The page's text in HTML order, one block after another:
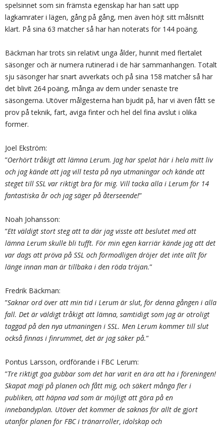
spelsinnet som sin främsta egenskap har han satt upp
lagkamrater i lägen, gång på gång, men även höjt sitt målsnitt
klart. På sina 63 matcher så har han noterats för 144 poäng.
Bäckman har trots sin relativt unga ålder, hunnit med flertalet
säsonger och är numera rutinerad i de här sammanhangen. Totalt
sju säsonger har snart avverkats och på sina 158 matcher så har
det blivit 264 poäng, många av dem under senaste tre
säsongerna. Utöver målgesterna han bjudit på, har vi även fått se
prov på teknik, fart, aviga finter och hel del fina avslut i olika
former.
Joel Ekström:
”Oerhört tråkigt att lämna Lerum. Jag har spelat här i hela mitt liv
och jag kände att jag vill testa på nya utmaningar och kände att
steget till SSL var riktigt bra för mig. Vill tacka alla i Lerum för 14
fantastiska år och jag säger på återseende!”
Noah Johansson:
”Ett väldigt stort steg att ta där jag visste att beslutet med att
lämna Lerum skulle bli tufft. För min egen karriär kände jag att det
var dags att pröva på SSL och förmodligen dröjer det inte allt för
länge innan man är tillbaka i den röda tröjan.”
Fredrik Bäckman:
”Saknar ord över att min tid i Lerum är slut, för denna gången i alla
fall. Det är väldigt tråkigt att lämna, samtidigt som jag är otroligt
taggad på den nya utmaningen i SSL. Men Lerum kommer till slut
också finnas i finrummet, det är jag säker på.”
Pontus Larsson, ordförande i FBC Lerum:
”Tre riktigt goa gubbar som det har varit en ära att ha i föreningen!
Skapat magi på planen och fått mig, och säkert många fler i
publiken, att häpna vad som är möjligt att göra på en
innebandyplan. Utöver det kommer de saknas för allt de gjort
utanför planen för FBC i tränarroller, idolskap och